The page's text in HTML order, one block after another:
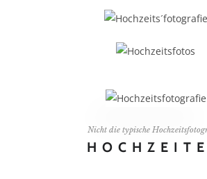
Nicht die typische